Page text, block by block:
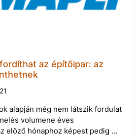
az építőipar: az
alapján még nem látszik fordulat
volumene éves
előző hónaphoz képest pedig …